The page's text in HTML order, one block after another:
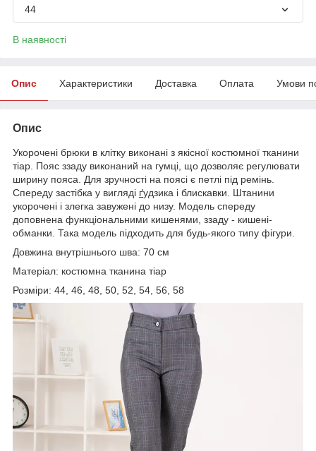
44
В наявності
Опис Характеристики Доставка Оплата Умови
Опис
Укорочені брюки в клітку виконані з якісної костюмної тканини
тіар. Пояс ззаду виконаний на гумці, що дозволяє регулювати
ширину пояса. Для зручності на поясі є петлі під ремінь.
Спереду застібка у вигляді ґудзика і блискавки. Штанини
укорочені і злегка завужені до низу. Модель спереду
доповнена функціональними кишенями, ззаду - кишені-
обманки. Така модель підходить для будь-якого типу фігури.
Довжина внутрішнього шва: 70 см
Матеріал: костюмна тканина тіар
Розміри: 44, 46, 48, 50, 52, 54, 56, 58